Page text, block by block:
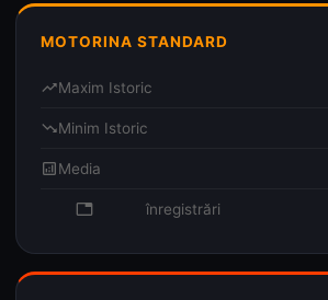
MOTORINA STANDARD
trending_upMaxim Istoric
trending_downMinim Istoric
analyticsMedia
database înregistrări